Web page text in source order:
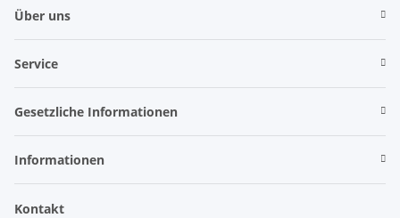
Über uns
Service
Gesetzliche Informationen
Informationen
Kontakt